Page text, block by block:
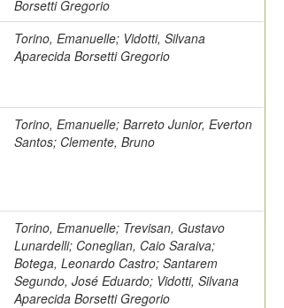
Borsetti Gregorio
Torino, Emanuelle; Vidotti, Silvana
Aparecida Borsetti Gregorio
Torino, Emanuelle; Barreto Junior, Everton
Santos; Clemente, Bruno
Torino, Emanuelle; Trevisan, Gustavo
Lunardelli; Coneglian, Caio Saraiva;
Botega, Leonardo Castro; Santarem
Segundo, José Eduardo; Vidotti, Silvana
Aparecida Borsetti Gregorio